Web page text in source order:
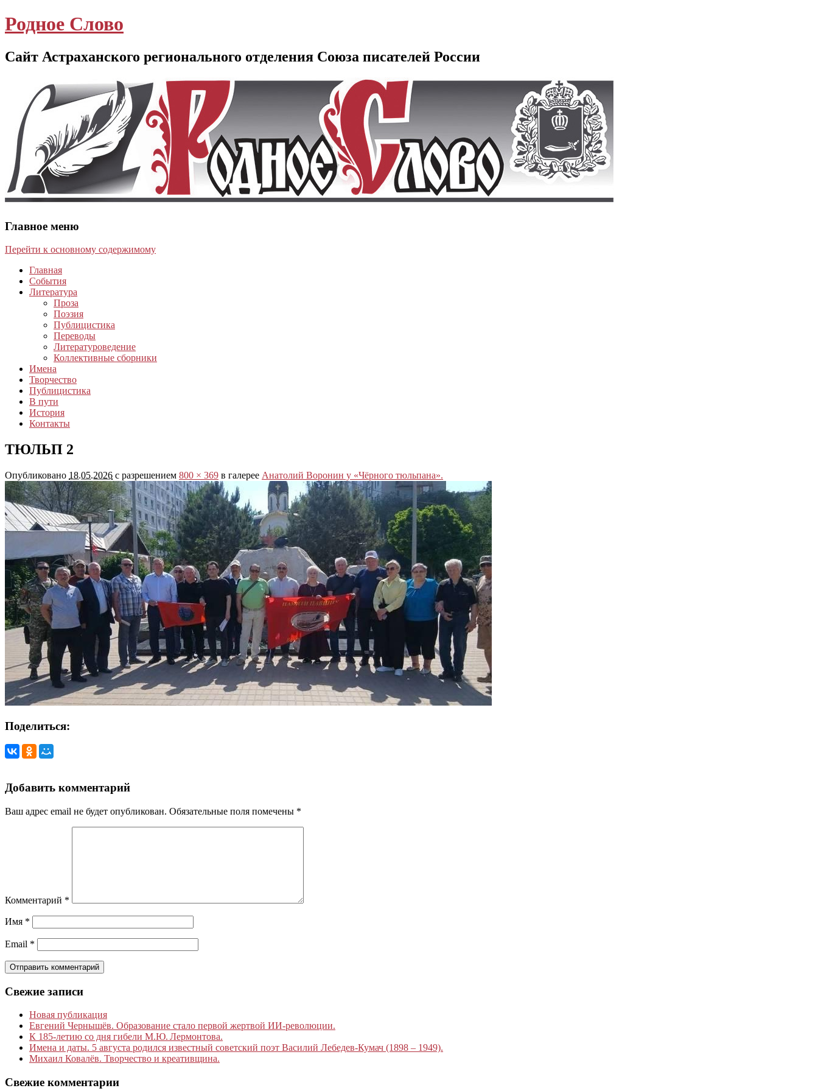
Родное Слово
Сайт Астраханского регионального отделения Союза писателей России
Главное меню
Перейти к основному содержимому
Главная
События
Литература
Проза
Поэзия
Публицистика
Переводы
Литературоведение
Коллективные сборники
Имена
Творчество
Публицистика
В пути
История
Контакты
ТЮЛЬП 2
Опубликовано 18.05.2026 с разрешением 800 × 369 в галерее Анатолий Воронин у «Чёрного тюльпана».
Поделиться:
Добавить комментарий
Ваш адрес email не будет опубликован. Обязательные поля помечены *
Комментарий *
Имя *
Email *
Свежие записи
Новая публикация
Евгений Чернышёв. Образование стало первой жертвой ИИ-революции.
К 185‑летию со дня гибели М.Ю. Лермонтова.
Имена и даты. 5 августа родился известный советский поэт Василий Лебедев-Кумач (1898 – 1949).
Михаил Ковалёв. Творчество и креативщина.
Свежие комментарии